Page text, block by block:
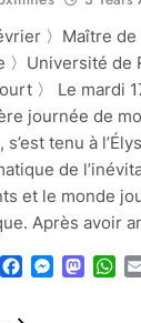
〉Maître
〉Université de
〉 Le mardi
journée de
s’est tenu à
de
et le monde
Après avoir
BlueskyFacebook